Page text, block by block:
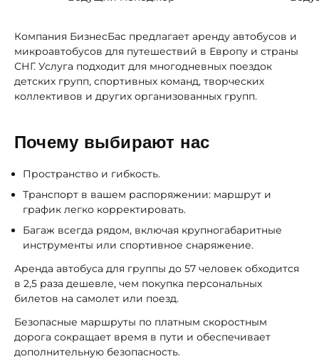
Компания БизнесБас предлагает аренду автобусов и
микроавтобусов для путешествий в Европу и страны
СНГ. Услуга подходит для многодневных поездок
детских групп, спортивных команд, творческих
коллективов и других организованных групп.
Почему выбирают нас
Пространство и гибкость.
Транспорт в вашем распоряжении: маршрут и
график легко корректировать.
Багаж всегда рядом, включая крупногабаритные
инструменты или спортивное снаряжение.
Аренда автобуса для группы до 57 человек обходится
в 2,5 раза дешевле, чем покупка персональных
билетов на самолет или поезд.
Безопасные маршруты по платным скоростным
дорога сокращает время в пути и обеспечивает
дополнительную безопасность.